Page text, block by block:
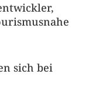
sich bei